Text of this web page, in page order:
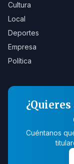
Cultura
Local
Deportes
Empresa
Política
Cuéntanos